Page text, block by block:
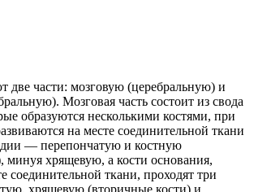
две части: мозговую (церебральную) и
Мозговая часть состоит из свода
образуются несколькими костями, при
на месте соединительной ткани
— перепончатую и костную
минуя хрящевую, а кости основания,
соединительной ткани, проходят три
хрящевую (вторичные кости) и